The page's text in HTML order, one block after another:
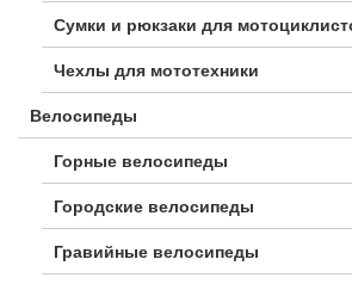
Сумки и рюкзаки для
Чехлы для мототехники
Велосипеды
Горные велосипеды
Городские велосипеды
Гравийные велосипеды